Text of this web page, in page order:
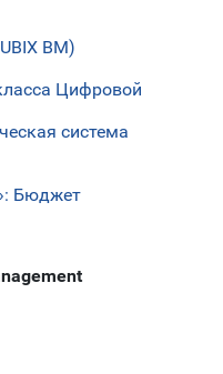
BM)
Цифровой
система
Бюджет